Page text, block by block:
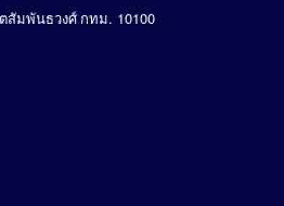
สัมพันธวงศ์ กทม. 10100